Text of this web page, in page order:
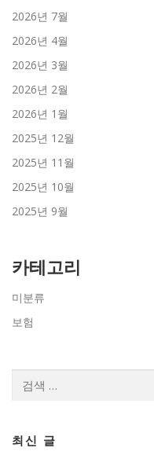
2026년 7월
2026년 4월
2026년 3월
2026년 2월
2026년 1월
2025년 12월
2025년 11월
2025년 10월
2025년 9월
카테고리
미분류
보험
최신 글